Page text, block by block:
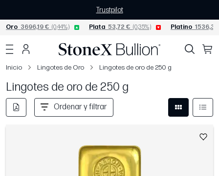
Trustpilot
Oro 3696,19 € (0,44%) Plata 53,72 € (0,35%) Platino
Inicio Lingotes de Oro Lingotes de oro de 250 g
Lingotes de oro de 250 g
Ordenar y filtrar